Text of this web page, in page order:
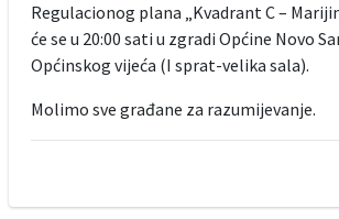
Regulacionog plana „Kvadrant C –
će se u 20:00 sati u zgradi Općine Novo
Općinskog vijeća (I sprat-velika sala).
Molimo sve građane za razumijevanje.